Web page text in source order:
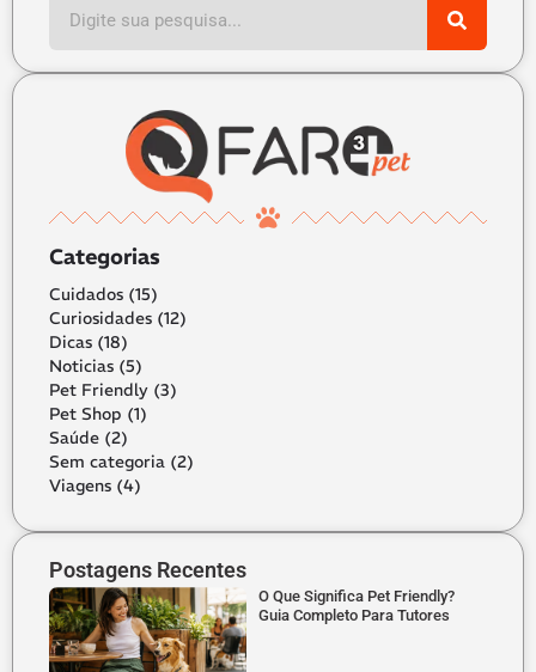
Categorias
Cuidados (15)
Curiosidades (12)
Dicas (18)
Noticias (5)
Pet Friendly (3)
Pet Shop (1)
Saúde (2)
Sem categoria (2)
Viagens (4)
Postagens Recentes
O Que Significa Pet Friendly?
Guia Completo Para Tutores